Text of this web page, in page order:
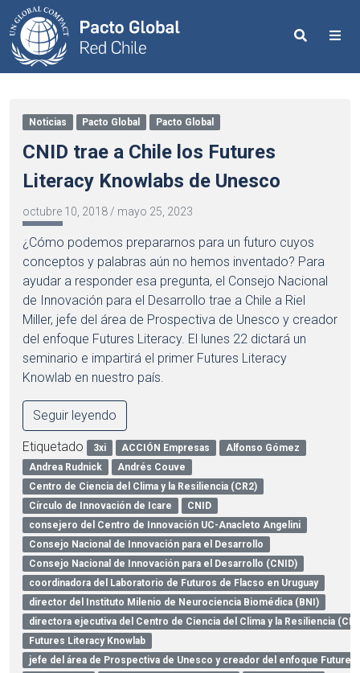
Search
Noticias Pacto Global Pacto Global
CNID trae a Chile los Futures
Literacy Knowlabs de Unesco
octubre 10, 2018 / mayo 25, 2023
¿Cómo podemos prepararnos para un futuro cuyos
conceptos y palabras aún no hemos inventado? Para
ayudar a responder esa pregunta, el Consejo Nacional
de Innovación para el Desarrollo trae a Chile a Riel
Miller, jefe del área de Prospectiva de Unesco y creador
del enfoque Futures Literacy. El lunes 22 dictará un
seminario e impartirá el primer Futures Literacy
Knowlab en nuestro país.
Seguir leyendo
Etiquetado 3xi ACCIÓN Empresas
Alfonso Gómez
Andrea Rudnick
Andrés Couve
Centro de Ciencia del Clima y la Resiliencia (CR2)
Círculo de Innovación de Icare
CNID
consejero del Centro de Innovación UC-Anacleto Angelini
Consejo Nacional de Innovación para el Desarrollo
Consejo Nacional de Innovación para el Desarrollo (CNID)
coordinadora del Laboratorio de Futuros de Flacso en Uruguay
director del Instituto Milenio de Neurociencia Biomédica (BNI)
directora ejecutiva del Centro de Ciencia del Clima y la Resiliencia
Futures Literacy Knowlab
jefe del área de Prospectiva de Unesco y creador del enfoque Futures